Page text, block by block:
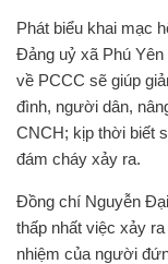
Phát biểu khai mạc
Đảng uỷ xã Phú Yên
về PCCC sẽ giúp
đình, người dân,
CNCH; kịp thời biết
đám cháy xảy ra.
Đồng chí Nguyễn
thấp nhất việc xảy
nhiệm của người